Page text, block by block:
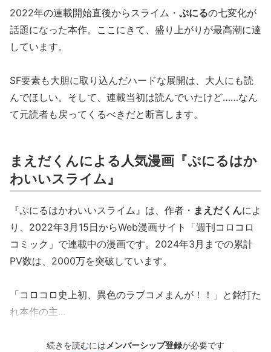
2022年の連載開始直後からスライム・ ぷにるの七変化が
話題になった本作。ここにきて、盛り上がりが最高潮に達
しています。
SF要素も大胆に取り込んだハードな展開は、大人にも読
んでほしい。そして、連載当初は読んでいたけど……なん
て元読者も戻ってくるべきだと断言します。
まえだくんによる人気漫画『ぷにるはか
わいいスライム』
『ぷにるはかわいいスライム』は、作者・ まえだくんによ
り、2022年3月15日からWeb漫画サイト「週刊コロコロ
コミック」で連載中の漫画です。2024年3月までの累計
PV数は、2000万を突破しています。
「コロコロ史上初、異色のラブコメまんが！！」と銘打た
れ本作の主...
続きを読むには メンバーシップ登録が必要です